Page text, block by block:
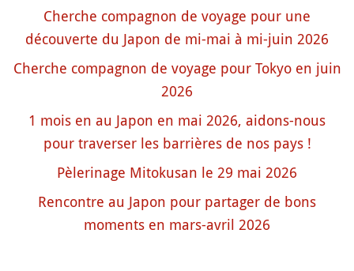
Cherche compagnon de voyage pour une
découverte du Japon de mi-mai à mi-juin 2026
Cherche compagnon de voyage pour Tokyo en juin
2026
1 mois en au Japon en mai 2026, aidons-nous
pour traverser les barrières de nos pays !
Pèlerinage Mitokusan le 29 mai 2026
Rencontre au Japon pour partager de bons
moments en mars-avril 2026